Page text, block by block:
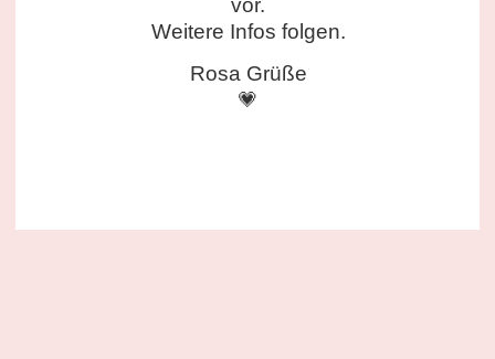
vor.
Weitere Infos folgen.
Rosa Grüße
💗